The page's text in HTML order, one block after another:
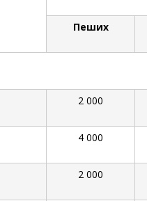
Пеших
2 000
4 000
2 000